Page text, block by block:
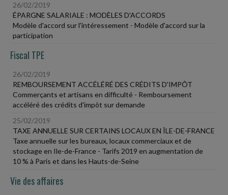
26/02/2019
ÉPARGNE SALARIALE : MODÈLES D'ACCORDS
Modèle d'accord sur l'intéressement - Modèle d'accord sur la
participation
Fiscal TPE
26/02/2019
REMBOURSEMENT ACCÉLÉRÉ DES CRÉDITS D'IMPÔT
Commerçants et artisans en difficulté - Remboursement
accéléré des crédits d'impôt sur demande
25/02/2019
TAXE ANNUELLE SUR CERTAINS LOCAUX EN ÎLE-DE-FRANCE
Taxe annuelle sur les bureaux, locaux commerciaux et de
stockage en Ile-de-France - Tarifs 2019 en augmentation de
10 % à Paris et dans les Hauts-de-Seine
Vie des affaires